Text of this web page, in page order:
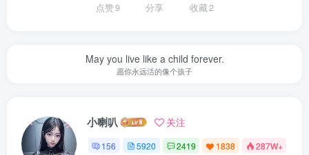
点赞9 分享 收藏2
May you live like a child forever.
愿你永远活的像个孩子
小喇叭 关注
156 5920 2419 1838 287W+